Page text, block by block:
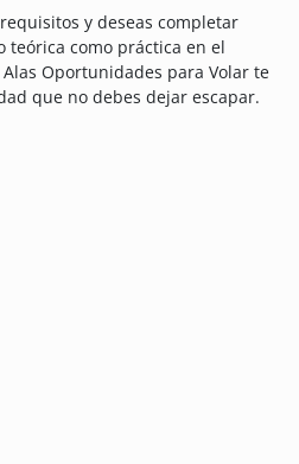
y deseas completar
como práctica en el
Oportunidades para Volar te
que no debes dejar escapar.